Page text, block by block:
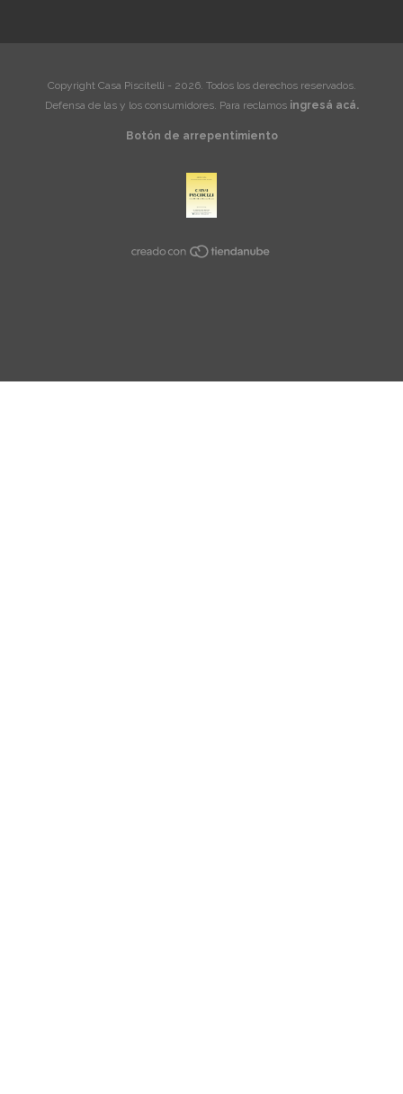
Copyright Casa Piscitelli - 2026. Todos los derechos reservados.
Defensa de las y los consumidores. Para reclamos ingresá acá.
Botón de arrepentimiento